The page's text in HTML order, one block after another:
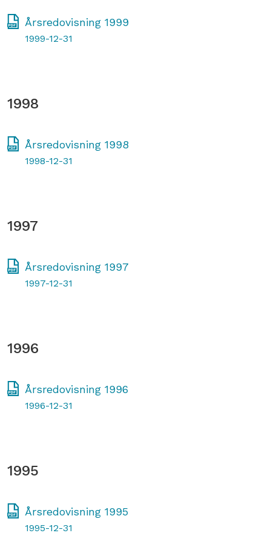
Årsredovisning 1999
1999-12-31
1998
Årsredovisning 1998
1998-12-31
1997
Årsredovisning 1997
1997-12-31
1996
Årsredovisning 1996
1996-12-31
1995
Årsredovisning 1995
1995-12-31